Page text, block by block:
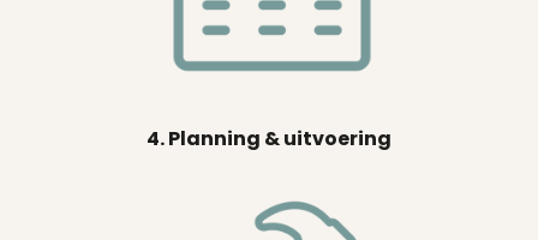
4. Planning & uitvoering